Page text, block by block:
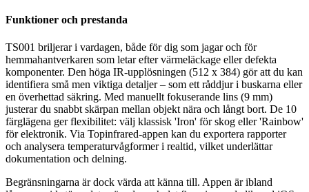
Funktioner och prestanda
TS001 briljerar i vardagen, både för dig som jagar och för
hemmahantverkaren som letar efter värmeläckage eller defekta
komponenter. Den höga IR-upplösningen (512 x 384) gör att du kan
identifiera små men viktiga detaljer – som ett råddjur i buskarna eller
en överhettad säkring. Med manuellt fokuserande lins (9 mm)
justerar du snabbt skärpan mellan objekt nära och långt bort. De 10
färglägena ger flexibilitet: välj klassisk 'Iron' för skog eller 'Rainbow'
för elektronik. Via Topinfrared-appen kan du exportera rapporter
och analysera temperaturvågformer i realtid, vilket underlättar
dokumentation och delning.
Begränsningarna är dock värda att känna till. Appen är ibland